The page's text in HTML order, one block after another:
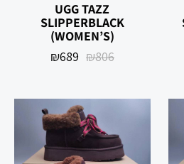
UGG TAZZ
SLIPPERBLACK
(WOMEN’S)
₪806
₪689